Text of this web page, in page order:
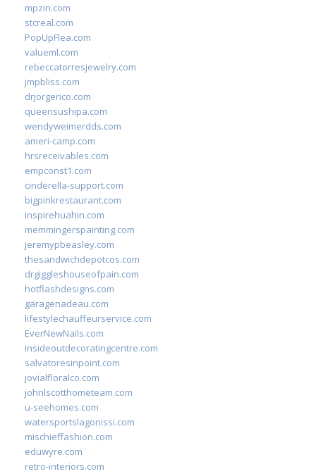
mpzin.com
stcreal.com
PopUpFlea.com
valueml.com
rebeccatorresjewelry.com
jmpbliss.com
drjorgerico.com
queensushipa.com
wendyweimerdds.com
ameri-camp.com
hrsreceivables.com
empconst1.com
cinderella-support.com
bigpinkrestaurant.com
inspirehuahin.com
memmingerspainting.com
jeremypbeasley.com
thesandwichdepotcos.com
drgiggleshouseofpain.com
hotflashdesigns.com
garagenadeau.com
lifestylechauffeurservice.com
EverNewNails.com
insideoutdecoratingcentre.com
salvatoresinpoint.com
jovialfloralco.com
johnlscotthometeam.com
u-seehomes.com
watersportslagonissi.com
mischieffashion.com
eduwyre.com
retro-interiors.com